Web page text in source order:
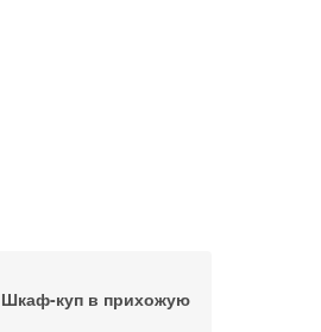
Шкаф-куп в прихожую